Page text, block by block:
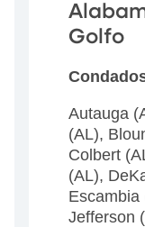
Golfo
Autauga
(AL),
Colbert
(AL),
Escambia
Jefferson